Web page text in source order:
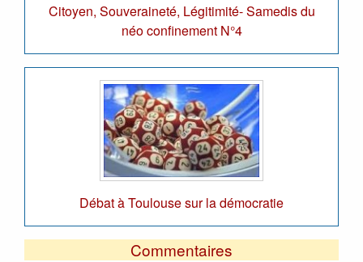
Citoyen, Souveraineté, Légitimité- Samedis du
néo confinement N°4
Débat à Toulouse sur la démocratie
Commentaires